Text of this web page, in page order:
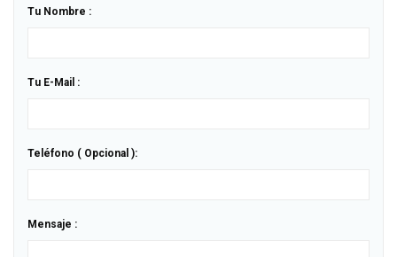
Tu Nombre :
Tu E-Mail :
Teléfono ( Opcional ):
Mensaje :